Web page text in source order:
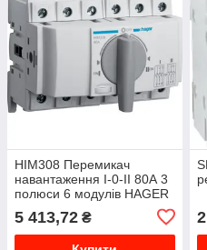
HIM308 Перемикач
навантаження I-0-II 80А 3
полюси 6 модулів HAGER
5 413,72 ₴